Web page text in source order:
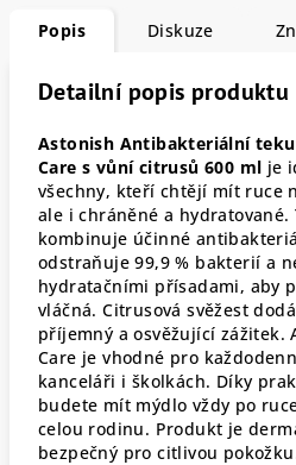
Popis Diskuze
Detailní popis produktu
Astonish Antibakteriální
Care s vůní citrusů 600 ml je
všechny, kteří chtějí mít ruce
ale i chráněné a
kombinuje účinné
odstraňuje 99,9 % bakterií a
hydratačními přísadami, aby
vláčná. Citrusová svěžest
příjemný a osvěžující zážitek.
Care je vhodné pro
kanceláři i školkách. Díky
budete mít mýdlo vždy po
celou rodinu. Produkt je
bezpečný pro citlivou